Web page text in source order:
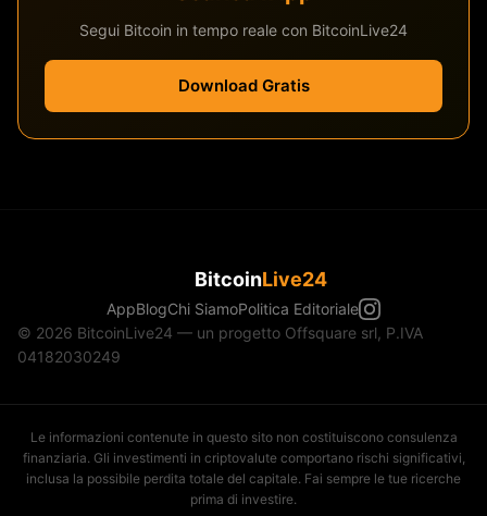
Segui Bitcoin in tempo reale con BitcoinLive24
Download Gratis
BitcoinLive24
AppBlogChi SiamoPolitica Editoriale
© 2026 BitcoinLive24 — un progetto Offsquare srl, P.IVA
04182030249
Le informazioni contenute in questo sito non costituiscono consulenza
finanziaria. Gli investimenti in criptovalute comportano rischi significativi,
inclusa la possibile perdita totale del capitale. Fai sempre le tue ricerche
prima di investire.